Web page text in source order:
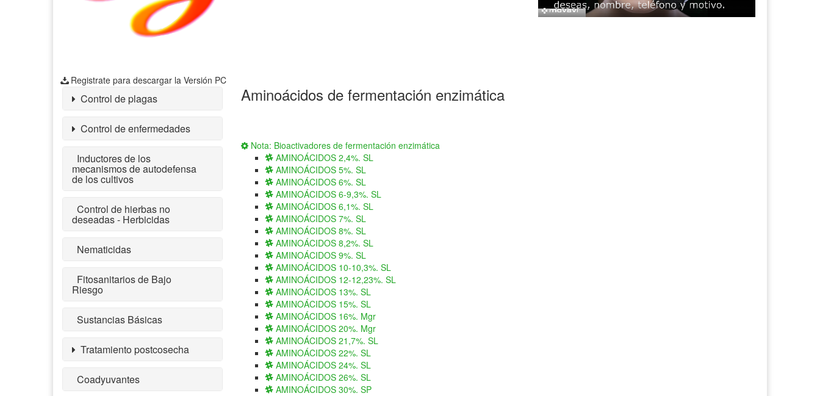
Registrate para descargar la Versión PC
Control de plagas
Control de enfermedades
Inductores de los
mecanismos de autodefensa
de los cultivos
Control de hierbas no
deseadas - Herbicidas
Nematicidas
Fitosanitarios de Bajo
Riesgo
Sustancias Básicas
Tratamiento postcosecha
Coadyuvantes
Aminoácidos de fermentación enzimática
Nota: Bioactivadores de fermentación enzimática
AMINOÁCIDOS 2,4%. SL
AMINOÁCIDOS 5%. SL
AMINOÁCIDOS 6%. SL
AMINOÁCIDOS 6-9,3%. SL
AMINOÁCIDOS 6,1%. SL
AMINOÁCIDOS 7%. SL
AMINOÁCIDOS 8%. SL
AMINOÁCIDOS 8,2%. SL
AMINOÁCIDOS 9%. SL
AMINOÁCIDOS 10-10,3%. SL
AMINOÁCIDOS 12-12,23%. SL
AMINOÁCIDOS 13%. SL
AMINOÁCIDOS 15%. SL
AMINOÁCIDOS 16%. Mgr
AMINOÁCIDOS 20%. Mgr
AMINOÁCIDOS 21,7%. SL
AMINOÁCIDOS 22%. SL
AMINOÁCIDOS 24%. SL
AMINOÁCIDOS 26%. SL
AMINOÁCIDOS 30%. SP